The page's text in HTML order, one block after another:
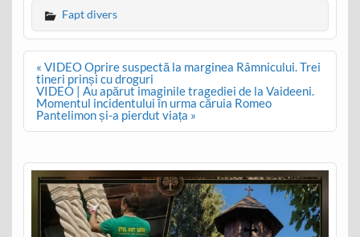
Fapt divers
Post
navigation
« VIDEO Oprire suspectă la marginea Râmnicului. Trei
tineri prinși cu droguri
VIDEO | Au apărut imaginile tragediei de la Vaideeni.
Momentul incidentului în urma căruia Romeo
Pantelimon și-a pierdut viața »